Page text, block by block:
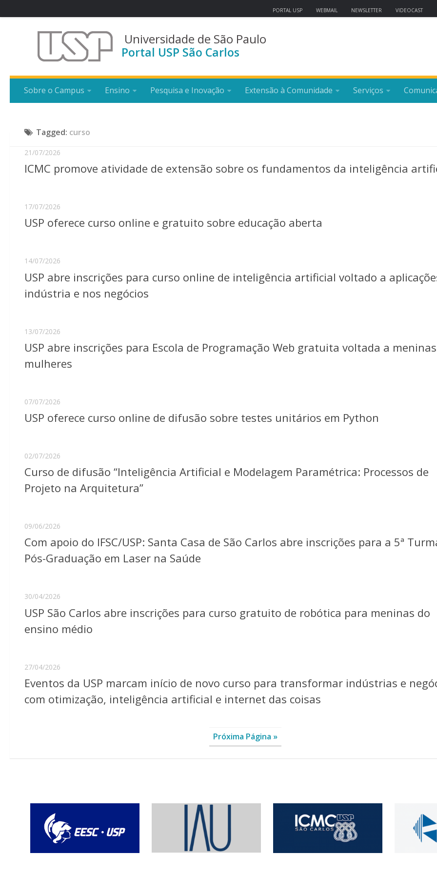
PORTAL USP WEBMAIL NEWSLETTER VIDEOCAST
Universidade de São Paulo
Portal USP São Carlos
Sobre o Campus Ensino Pesquisa e Inovação Extensão à Comunidade Serviços
Tagged: curso
21/07/2026
ICMC promove atividade de extensão sobre os fundamentos da inteligência
17/07/2026
USP oferece curso online e gratuito sobre educação aberta
14/07/2026
USP abre inscrições para curso online de inteligência artificial voltado a
indústria e nos negócios
13/07/2026
USP abre inscrições para Escola de Programação Web gratuita voltada a
mulheres
07/07/2026
USP oferece curso online de difusão sobre testes unitários em Python
02/07/2026
Curso de difusão “Inteligência Artificial e Modelagem Paramétrica: Processos de
Projeto na Arquitetura”
09/06/2026
Com apoio do IFSC/USP: Santa Casa de São Carlos abre inscrições para a 5ª
Pós-Graduação em Laser na Saúde
30/04/2026
USP São Carlos abre inscrições para curso gratuito de robótica para meninas do
ensino médio
27/04/2026
Eventos da USP marcam início de novo curso para transformar indústrias e
com otimização, inteligência artificial e internet das coisas
Próxima Página »